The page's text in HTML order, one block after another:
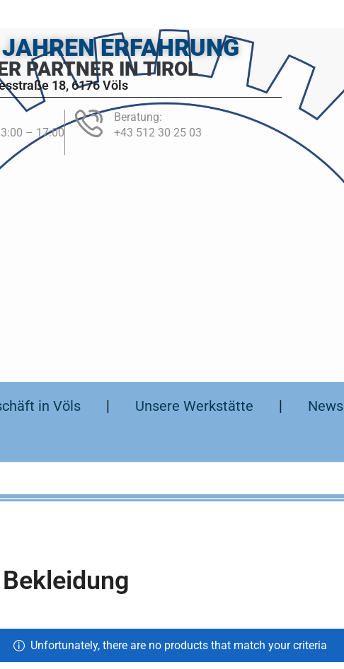
ERFAHRUNG
PARTNER IN TIROL
18, 6176 Völs
– 17:00
Beratung:
+43 512 30 25 03
in Völs ❘ Unsere Werkstätte ❘ News
Bekleidung
Unfortunately, there are no products that match your criteria